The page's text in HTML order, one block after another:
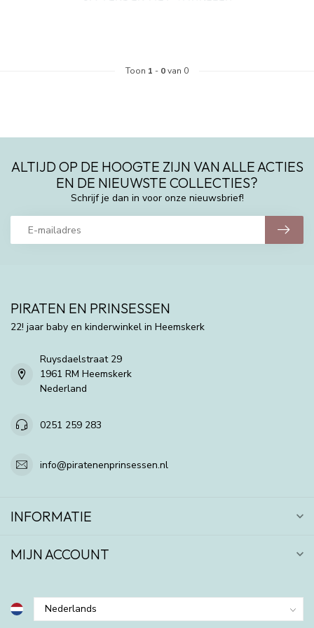
Toon 1 - 0van 0
ALTIJD OP DE HOOGTE ZIJN VAN ALLE ACTIES
EN DE NIEUWSTE COLLECTIES?
Schrijf je dan in voor onze nieuwsbrief!
PIRATEN EN PRINSESSEN
22! jaar baby en kinderwinkel in Heemskerk
Ruysdaelstraat 29
1961 RM Heemskerk
Nederland
0251 259 283
info@piratenenprinsessen.nl
INFORMATIE
MIJN ACCOUNT